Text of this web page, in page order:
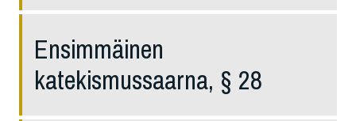
Ensimmäinen
katekismussaarna, § 28